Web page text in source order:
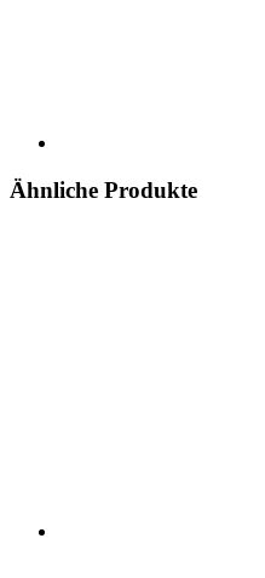
Ähnliche Produkte